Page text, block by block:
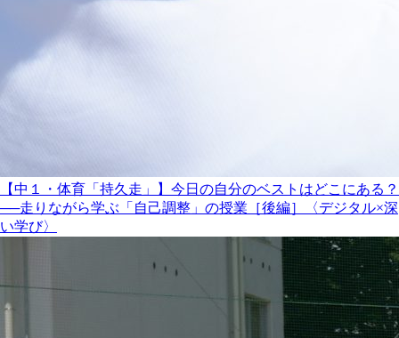
【中１・体育「持久走」】今日の自分のベストはどこにある？
──走りながら学ぶ「自己調整」の授業［後編］〈デジタル×深
い学び〉